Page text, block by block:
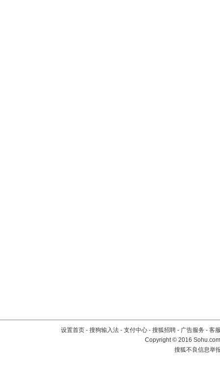
设置首页 - 搜狗输入法 - 支付中心 - 搜狐招聘 - 广告服务 - 客
Copyright©2016
搜狐不良信息举